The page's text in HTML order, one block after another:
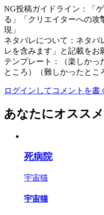
NG投稿ガイドライン：「
る」「クリエイターへの攻
現」
ネタバレについて：ネタバ
レを含みます」と記載をお
テンプレート：（楽しかっ
ところ）（難しかったとこ
ログインしてコメントを書
あなたにオスス
死病院
宇宙猫
宇宙猫